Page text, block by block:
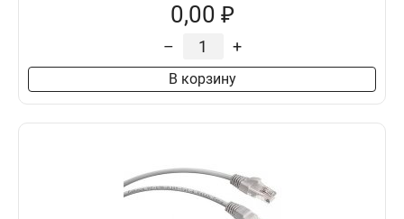
0,00 ₽
– +
В корзину